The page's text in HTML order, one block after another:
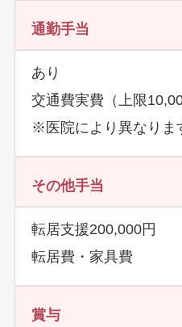
通勤手当
あり
交通費実費（上限
※医院により異なりま
その他手当
転居支援200,000円
転居費・家具費
賞与